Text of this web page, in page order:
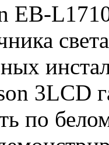
EB-
3LCD
по